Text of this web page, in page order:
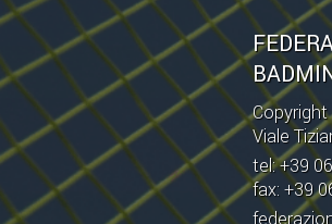
Viale
tel: +39
fax: +39